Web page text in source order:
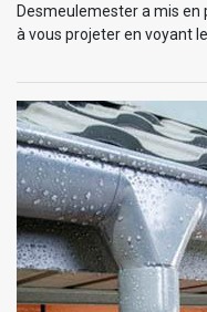
Desmeulemester a mis en
à vous projeter en voyant